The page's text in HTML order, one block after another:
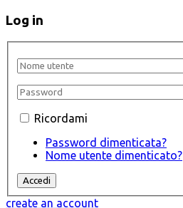
Log in
Ricordami
Password dimenticata?
Nome utente dimenticato?
create an account